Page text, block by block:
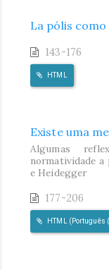
La pólis
143-176
HTML
Existe uma
Algumas
normatividade
e Heidegger
177-206
HTML